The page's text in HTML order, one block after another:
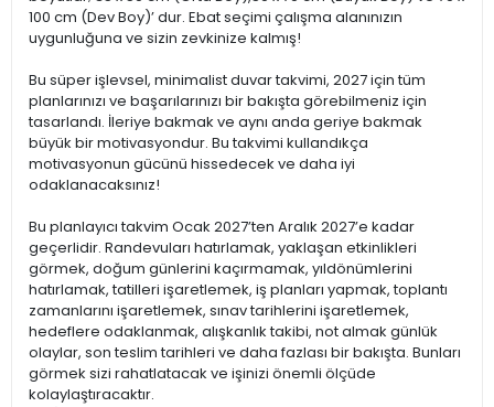
100 cm (Dev Boy)’ dur. Ebat seçimi çalışma alanınızın
uygunluğuna ve sizin zevkinize kalmış!
Bu süper işlevsel, minimalist duvar takvimi, 2027 için tüm
planlarınızı ve başarılarınızı bir bakışta görebilmeniz için
tasarlandı. İleriye bakmak ve aynı anda geriye bakmak
büyük bir motivasyondur. Bu takvimi kullandıkça
motivasyonun gücünü hissedecek ve daha iyi
odaklanacaksınız!
Bu planlayıcı takvim Ocak 2027’ten Aralık 2027’e kadar
geçerlidir. Randevuları hatırlamak, yaklaşan etkinlikleri
görmek, doğum günlerini kaçırmamak, yıldönümlerini
hatırlamak, tatilleri işaretlemek, iş planları yapmak, toplantı
zamanlarını işaretlemek, sınav tarihlerini işaretlemek,
hedeflere odaklanmak, alışkanlık takibi, not almak günlük
olaylar, son teslim tarihleri ve daha fazlası bir bakışta. Bunları
görmek sizi rahatlatacak ve işinizi önemli ölçüde
kolaylaştıracaktır.